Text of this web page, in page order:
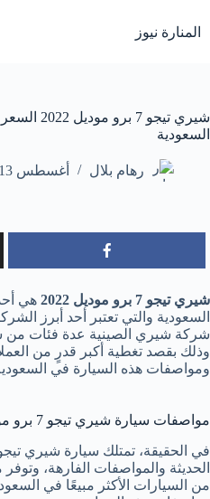
إلى
المحتوى
المنارة نيوز
شيري تيجو
السعودية
رهام بلال أغسطس 13, 2022
شيري تيجو 7 برو موديل 2022 هي
السعودية والتي تعتبر أحد أبرز
وذلك بقصد تغطية أكبر قدرٍ من
ومواصفات هذه السيارة في
مواصفات سيارة شيري تيجو 7 برو موديل 2022
الحديثة والمواصفات الفارهة، وتوفر
من السيارات الأكثر مبيعًا في